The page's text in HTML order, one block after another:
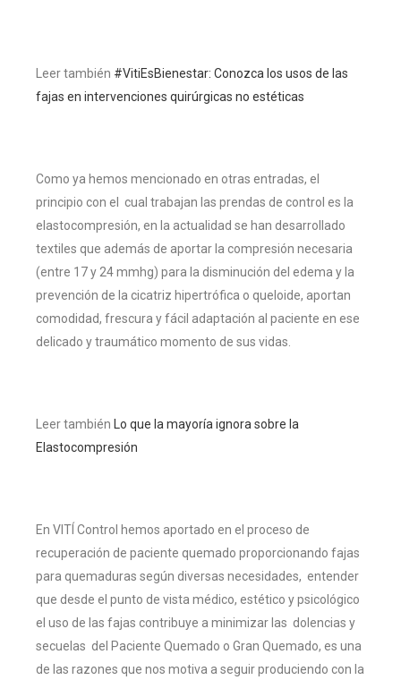
Leer también #VitiEsBienestar: Conozca los usos de las
fajas en intervenciones quirúrgicas no estéticas
Como ya hemos mencionado en otras entradas, el
principio con el cual trabajan las prendas de control es la
elastocompresión, en la actualidad se han desarrollado
textiles que además de aportar la compresión necesaria
(entre 17 y 24 mmhg) para la disminución del edema y la
prevención de la cicatriz hipertrófica o queloide, aportan
comodidad, frescura y fácil adaptación al paciente en ese
delicado y traumático momento de sus vidas.
Leer también
Lo que la mayoría ignora sobre la
Elastocompresión
En VITÍ Control hemos aportado en el proceso de
recuperación de paciente quemado proporcionando fajas
para quemaduras según diversas necesidades, entender
que desde el punto de vista médico, estético y psicológico
el uso de las fajas contribuye a minimizar las dolencias y
secuelas del Paciente Quemado o Gran Quemado, es una
de las razones que nos motiva a seguir produciendo con la